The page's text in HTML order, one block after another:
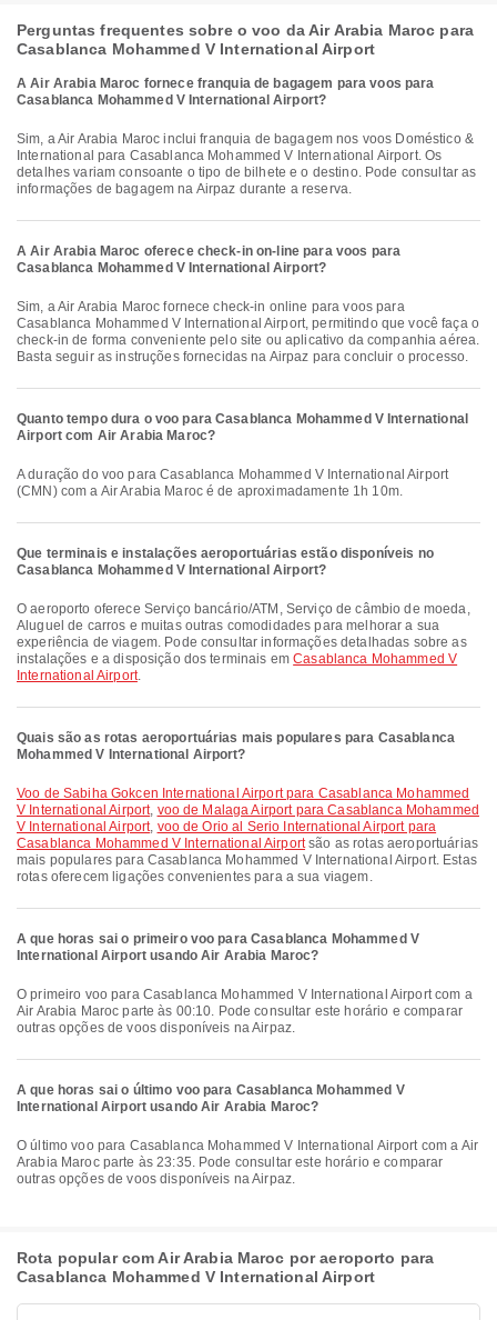
Perguntas frequentes sobre o voo da Air Arabia Maroc para
Casablanca Mohammed V International Airport
A Air Arabia Maroc fornece franquia de bagagem para voos para
Casablanca Mohammed V International Airport?
Sim, a Air Arabia Maroc inclui franquia de bagagem nos voos Doméstico &
International para Casablanca Mohammed V International Airport. Os
detalhes variam consoante o tipo de bilhete e o destino. Pode consultar as
informações de bagagem na Airpaz durante a reserva.
A Air Arabia Maroc oferece check-in on-line para voos para
Casablanca Mohammed V International Airport?
Sim, a Air Arabia Maroc fornece check-in online para voos para
Casablanca Mohammed V International Airport, permitindo que você faça o
check-in de forma conveniente pelo site ou aplicativo da companhia aérea.
Basta seguir as instruções fornecidas na Airpaz para concluir o processo.
Quanto tempo dura o voo para Casablanca Mohammed V International
Airport com Air Arabia Maroc?
A duração do voo para Casablanca Mohammed V International Airport
(CMN) com a Air Arabia Maroc é de aproximadamente 1h 10m.
Que terminais e instalações aeroportuárias estão disponíveis no
Casablanca Mohammed V International Airport?
O aeroporto oferece Serviço bancário/ATM, Serviço de câmbio de moeda,
Aluguel de carros e muitas outras comodidades para melhorar a sua
experiência de viagem. Pode consultar informações detalhadas sobre as
instalações e a disposição dos terminais emCasablanca Mohammed V
International Airport.
Quais são as rotas aeroportuárias mais populares para Casablanca
Mohammed V International Airport?
voo de Sabiha Gokcen International Airport para Casablanca Mohammed
V International Airport, voo de Malaga Airport para Casablanca Mohammed
V International Airport, voo de Orio al Serio International Airport para
Casablanca Mohammed V International Airportsão as rotas aeroportuárias
mais populares para Casablanca Mohammed V International Airport. Estas
rotas oferecem ligações convenientes para a sua viagem.
A que horas sai o primeiro voo para Casablanca Mohammed V
International Airport usando Air Arabia Maroc?
O primeiro voo para Casablanca Mohammed V International Airport com a
Air Arabia Maroc parte às 00:10. Pode consultar este horário e comparar
outras opções de voos disponíveis na Airpaz.
A que horas sai o último voo para Casablanca Mohammed V
International Airport usando Air Arabia Maroc?
O último voo para Casablanca Mohammed V International Airport com a Air
Arabia Maroc parte às 23:35. Pode consultar este horário e comparar
outras opções de voos disponíveis na Airpaz.
Rota popular com Air Arabia Maroc por aeroporto para
Casablanca Mohammed V International Airport